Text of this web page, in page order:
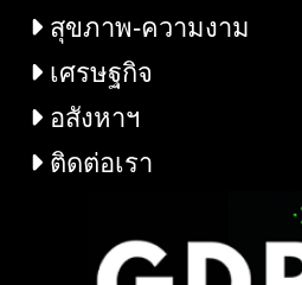
สุขภาพ-ความงาม
เศรษฐกิจ
อสังหาฯ
ติดต่อเรา